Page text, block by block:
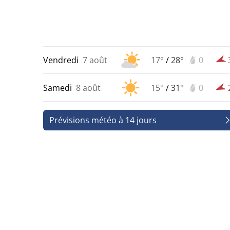
Vendredi 7 août 17° /28° 0
Samedi 8 août 15° /31° 0
Prévisions météo à 14 jours